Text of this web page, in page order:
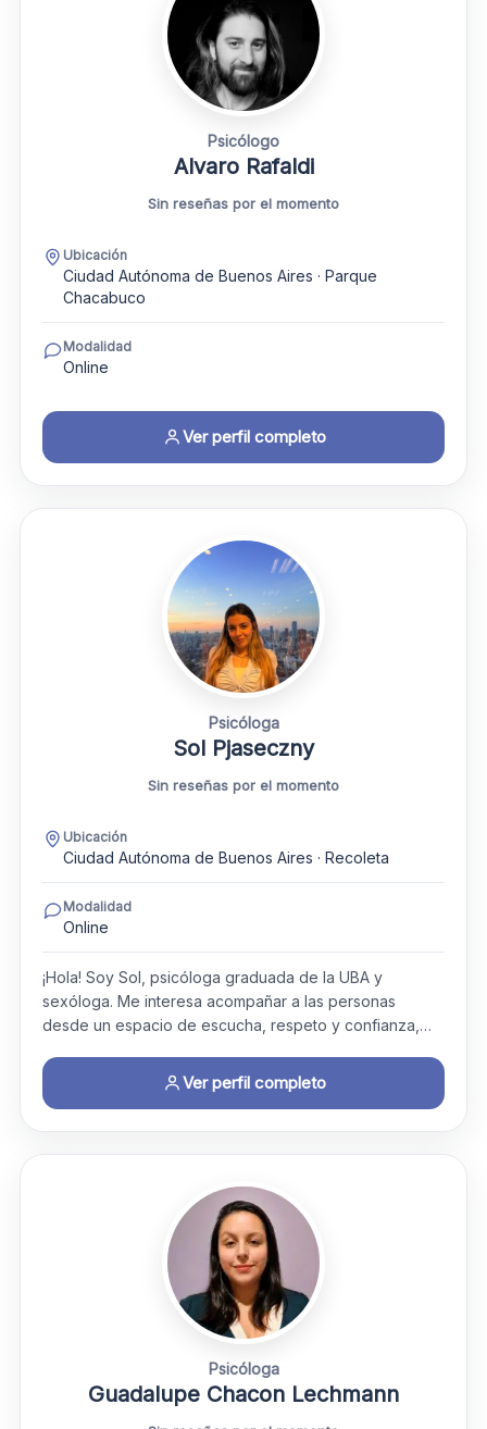
Psicólogo
Alvaro Rafaldi
Sin reseñas por el momento
Ubicación
Ciudad Autónoma de Buenos Aires · Parque
Chacabuco
Modalidad
Online
Ver perfil completo
Psicóloga
Sol Pjaseczny
Sin reseñas por el momento
Ubicación
Ciudad Autónoma de Buenos Aires · Recoleta
Modalidad
Online
¡Hola! Soy Sol, psicóloga graduada de la UBA y
sexóloga. Me interesa acompañar a las personas
desde un espacio de escucha, respeto y confianza,…
Ver perfil completo
Psicóloga
Guadalupe Chacon Lechmann